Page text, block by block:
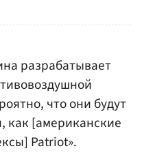
разрабатывает
что они будут
[американские
Patriot».